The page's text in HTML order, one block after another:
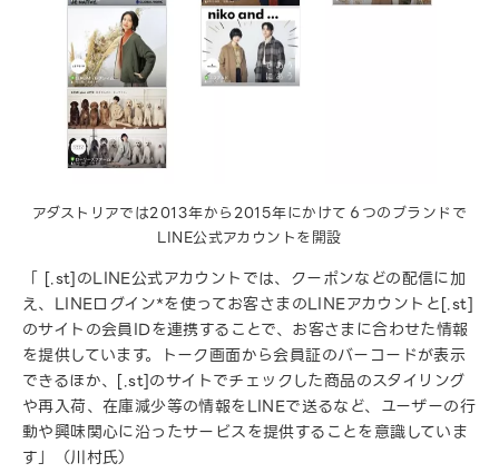
アダストリアでは2013年から2015年にかけて６つのブランドで
LINE公式アカウントを開設
「 [.st]のLINE公式アカウントでは、クーポンなどの配信に加
え、LINEログイン*を使ってお客さまのLINEアカウントと[.st]
のサイトの会員IDを連携することで、お客さまに合わせた情報
を提供しています。トーク画面から会員証のバーコードが表示
できるほか、[.st]のサイトでチェックした商品のスタイリング
や再入荷、在庫減少等の情報をLINEで送るなど、ユーザーの行
動や興味関心に沿ったサービスを提供することを意識していま
す」（川村氏）